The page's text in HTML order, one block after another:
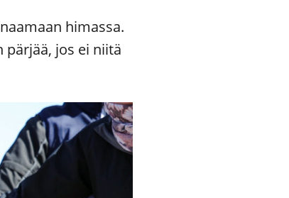
himassa.
pärjää, jos ei niitä